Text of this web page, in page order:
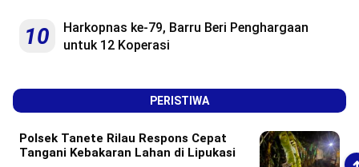
10
Harkopnas ke-79, Barru Beri Penghargaan
untuk 12 Koperasi
PERISTIWA
Polsek Tanete Rilau Respons Cepat
Tangani Kebakaran Lahan di Lipukasi